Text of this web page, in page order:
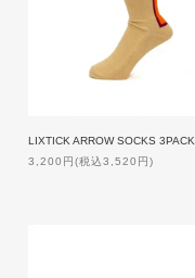
LIXTICK ARROW SOCKS 3PACK
3,200円(税込3,520円)